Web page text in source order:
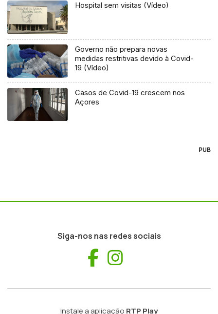
Hospital sem visitas (Vídeo)
Governo não prepara novas
medidas restritivas devido à Covid-
19 (Vídeo)
Casos de Covid-19 crescem nos
Açores
PUB
Siga-nos nas redes sociais
Facebook
Instale a aplicação RTP Play